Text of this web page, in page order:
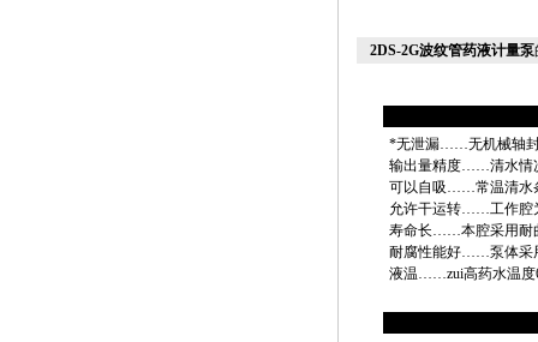
2DS-2G波纹管药液计量泵
*无泄漏……无机械轴
输出量精度……清水情
可以自吸……常温清水
允许干运转……工作腔
寿命长……本腔采用耐
耐腐性能好……泵体采
液温……zui高药水温度